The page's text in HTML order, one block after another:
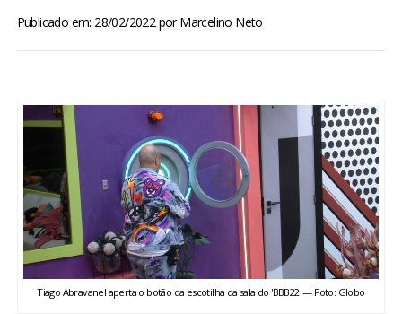
MUNDO
ENTRETENIMENTO
ENQUETE
TV LPB
FOTOS
Publicado em: 28/02/2022porMarcelino Neto
Tiago Abravanel aperta o botão da escotilha da sala do 'BBB22' — Foto: Globo